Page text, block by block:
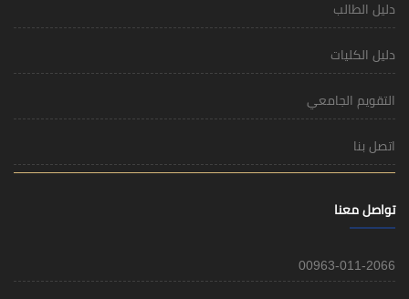
دليل الطالب
دليل الكليات
التقويم الجامعي
اتصل بنا
تواصل معنا
00963-011-2066